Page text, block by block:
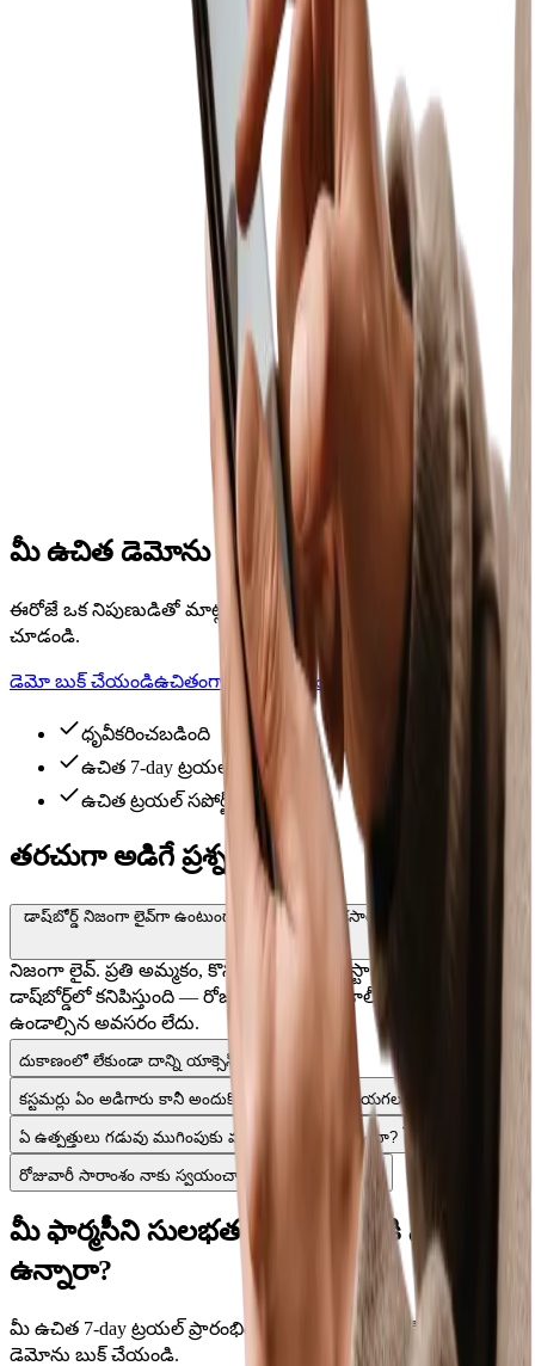
కస్టమర్ స్టాక్ లేనిది అడిగినప్పుడు అది లాగ్ అవుతుంది. మీరు
పోగొట్టుకుంటున్న అమ్మకాలు ఏమిటో — మరియు ఏం స్టాక్ చేయాలో —
ఎక్కడి నుండైనా యాక్సెస్
డాష్‌బోర్డ్ బ్రౌజర్-బేస్డ్ మరియు రిమోట్‌గా కనెక్ట్ అవుతుంది — ఇంటి
నుండి, వేరే నగరం నుండి లేదా విదేశాల నుండి మీ ఫార్మసీ నంబర్లు చెక్
GST మరియు అకౌంటింగ్ సారాంశం
అమ్మకాలు, కొనుగోళ్ళు, GST బాధ్యత మరియు P&L కోసం రోజువారీ,
నెలవారీ మరియు కస్టమ్-పీరియడ్ సారాంశాలు — మీ అకౌంటెంట్ ఫోన్
చేసినప్పుడు సిద్ధంగా ఉంటాయి.
మీ ఉచిత డెమోను బుక్ చేయండి
ఈరోజే ఒక నిపుణుడితో మాట్లాడి Pharmacy Pro పనిచేయడాన్ని
చూడండి.
డెమో బుక్ చేయండిఉచితంగా ప్రయత్నించండి
ధృవీకరించబడింది
ఉచిత 7-day ట్రయల్
ఉచిత ట్రయల్ సపోర్ట్
తరచుగా అడిగే ప్రశ్నలు
డాష్‌బోర్డ్ నిజంగా లైవ్‌గా ఉంటుందా, లేదా రోజుకు ఒకసారి అప్‌డేట్ అవుతుందా?
నిజంగా లైవ్. ప్రతి అమ్మకం, కొనుగోలు మరియు స్టాక్ అప్‌డేట్ వెంటనే
డాష్‌బోర్డ్‌లో కనిపిస్తుంది — రోజు ముగింపు సమకాలీకరణ కోసం వేచి
ఉండాల్సిన అవసరం లేదు.
దుకాణంలో లేకుండా దాన్ని యాక్సెస్ చేయగలనా?
కస్టమర్లు ఏం అడిగారు కానీ అందుకోలేకపోయారో ట్రాక్ చేయగలనా?
ఏ ఉత్పత్తులు గడువు ముగింపుకు వస్తున్నాయో చూపుతుందా?
రోజువారీ సారాంశం నాకు స్వయంచాలకంగా పంపవచ్చా?
మీ ఫార్మసీని సులభతరం చేయడానికి సిద్ధంగా
ఉన్నారా?
మీ ఉచిత 7-day ట్రయల్ ప్రారంభించండి లేదా ఈరోజే వ్యక్తిగతీకరించిన
డెమోను బుక్ చేయండి.